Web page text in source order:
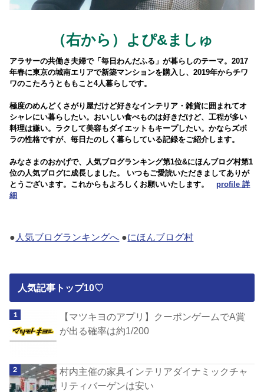
（右から）よぴ&ましゅ
アラサーの共働き夫婦で「毎日わんだふる」が暮らしのテーマ。2017
年春に東京の城南エリアで新築マンションを購入し、2019年からチワ
ワのこたろうとももこと4人暮らしです。
極度のめんどくさがり屋だけど好きなインテリア・雑貨に囲まれてオ
シャレにい暮らしたい。おいしい食べものは好きだけど、工程が多い
料理は嫌い。ラクして美容もダイエットもキープしたい。かならズボ
ラの性格ですが、毎日たのしく暮らしている記録をご紹介します。
みなさまのおかげで、人気ブログランキング第1位&にほんブログ村第1
位の人気ブログに成長しました。 いつもご愛読いただきましてありが
とうございます。これからもよろしくお願いいたします。profile 詳
細
● 人気ブログランキングへ ●にほんブログ村
人気記事トップ10♡
【マツキヨのアプリ】クーポンゲームでA賞
が出る確率は約1/200
村内主催の家具インテリアダイナミックチャ
リティバーゲンは安い